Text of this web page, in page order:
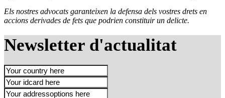
Els nostres advocats garanteixen la defensa dels vostres drets en
accions derivades de fets que podrien constituir un delicte.
Newsletter d'actualitat